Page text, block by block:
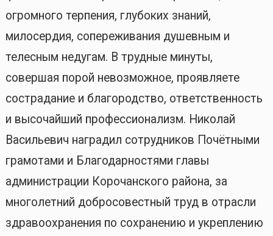
огромного терпения, глубоких знаний,
милосердия, сопереживания душевным и
телесным недугам. В трудные минуты,
совершая порой невозможное, проявляете
сострадание и благородство, ответственность
и высочайший профессионализм. Николай
Васильевич наградил сотрудников Почётными
грамотами и Благодарностями главы
администрации Корочанского района, за
многолетний добросовестный труд в отрасли
здравоохранения по сохранению и укреплению